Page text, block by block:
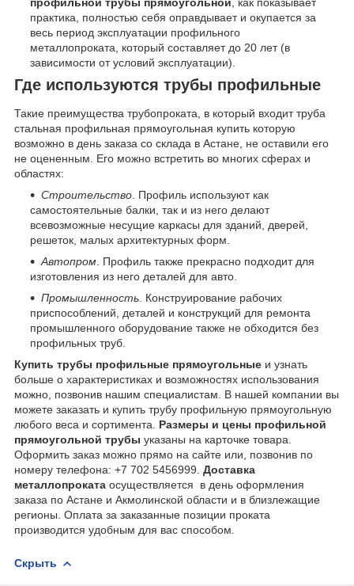
профильной трубы прямоугольной, как показывает
практика, полностью себя оправдывает и окупается за
весь период эксплуатации профильного
металлопроката, который составляет до 20 лет (в
зависимости от условий эксплуатации).
Где используются трубы профильные
Такие преимущества трубопроката, в который входит труба
стальная профильная прямоугольная купить которую
возможно в день заказа со склада в Астане, не оставили его
не оцененным. Его можно встретить во многих сферах и
областях:
Строительство . Профиль используют как
самостоятельные балки, так и из него делают
всевозможные несущие каркасы для зданий, дверей,
решеток, малых архитектурных форм.
Автопром . Профиль также прекрасно подходит для
изготовления из него деталей для авто.
Промышленность . Конструирование рабочих
приспособлений, деталей и конструкций для ремонта
промышленного оборудование также не обходится без
профильных труб.
Купить трубы профильные прямоугольные и узнать
больше о характеристиках и возможностях использования
можно, позвонив нашим специалистам. В нашей компании вы
можете заказать и купить трубу профильную прямоугольную
любого веса и сортимента. Размеры и цены профильной
прямоугольной трубы указаны на карточке товара.
Оформить заказ можно прямо на сайте или, позвонив по
номеру телефона: +7 702 5456999. Доставка
металлопроката осуществляется в день оформления
заказа по Астане и Акмолинской области и в близлежащие
регионы. Оплата за заказанные позиции проката
производится удобным для вас способом.
Скрыть